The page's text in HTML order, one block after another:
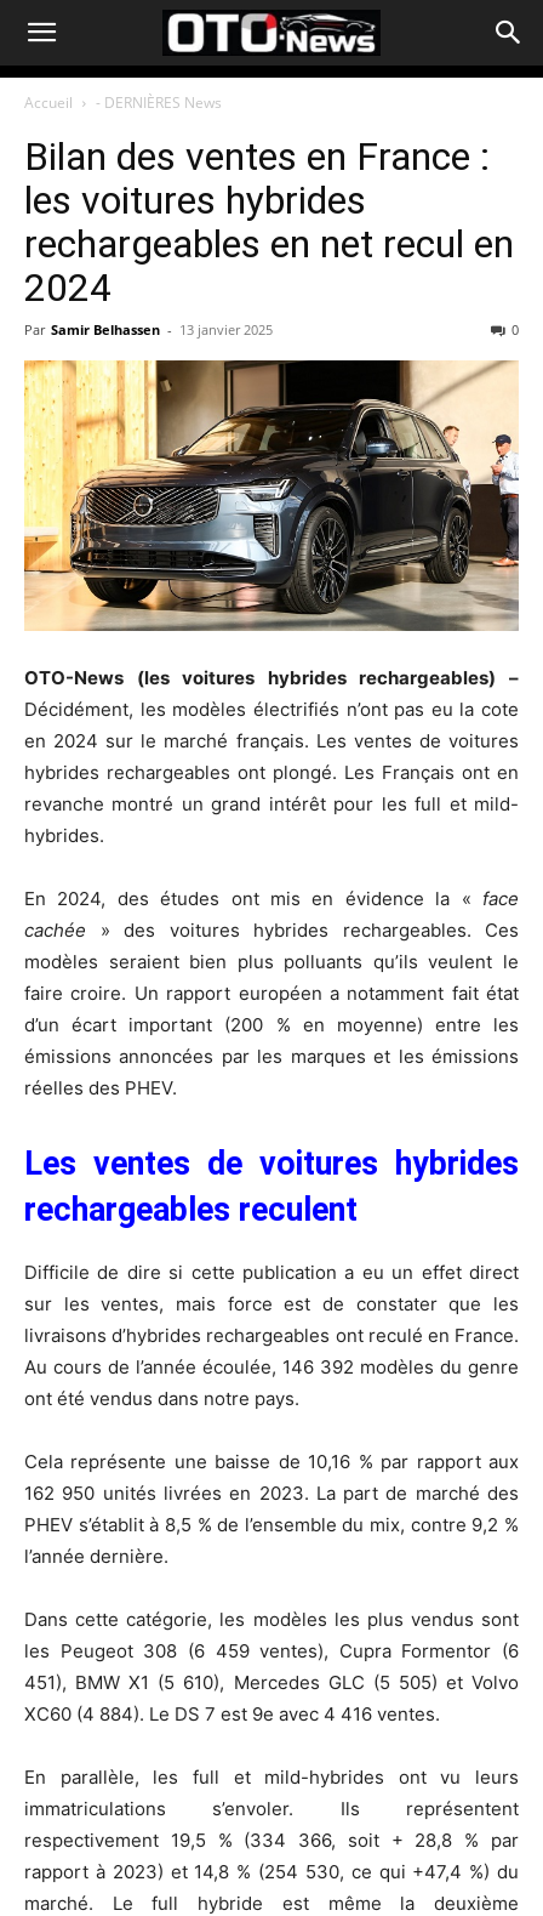
Accueil - DERNIÈRES News
Bilan des ventes en France :
les voitures hybrides
rechargeables en net recul en
2024
Par Samir Belhassen - 13 janvier 2025 0
OTO-News (les voitures hybrides rechargeables) –
Décidément, les modèles électrifiés n’ont pas eu la cote
en 2024 sur le marché français. Les ventes de voitures
hybrides rechargeables ont plongé. Les Français ont en
revanche montré un grand intérêt pour les full et mild-
hybrides.
En 2024, des études ont mis en évidence la « face
cachée » des voitures hybrides rechargeables. Ces
modèles seraient bien plus polluants qu’ils veulent le
faire croire. Un rapport européen a notamment fait état
d’un écart important (200 % en moyenne) entre les
émissions annoncées par les marques et les émissions
réelles des PHEV.
Les ventes de voitures hybrides
rechargeables reculent
Difficile de dire si cette publication a eu un effet direct
sur les ventes, mais force est de constater que les
livraisons d’hybrides rechargeables ont reculé en France.
Au cours de l’année écoulée, 146 392 modèles du genre
ont été vendus dans notre pays.
Cela représente une baisse de 10,16 % par rapport aux
162 950 unités livrées en 2023. La part de marché des
PHEV s’établit à 8,5 % de l’ensemble du mix, contre 9,2 %
l’année dernière.
Dans cette catégorie, les modèles les plus vendus sont
les Peugeot 308 (6 459 ventes), Cupra Formentor (6
451), BMW X1 (5 610), Mercedes GLC (5 505) et Volvo
XC60 (4 884). Le DS 7 est 9e avec 4 416 ventes.
En parallèle, les full et mild-hybrides ont vu leurs
immatriculations s’envoler. Ils représentent
respectivement 19,5 % (334 366, soit + 28,8 % par
rapport à 2023) et 14,8 % (254 530, ce qui +47,4 %) du
marché. Le full hybride est même la deuxième